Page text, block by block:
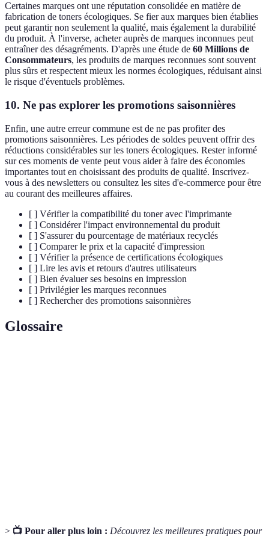
Certaines marques ont une réputation consolidée en matière de
fabrication de toners écologiques. Se fier aux marques bien établies
peut garantir non seulement la qualité, mais également la durabilité
du produit. À l'inverse, acheter auprès de marques inconnues peut
entraîner des désagréments. D'après une étude de 60 Millions de
Consommateurs, les produits de marques reconnues sont souvent
plus sûrs et respectent mieux les normes écologiques, réduisant ainsi
le risque d'éventuels problèmes.
10. Ne pas explorer les promotions saisonnières
Enfin, une autre erreur commune est de ne pas profiter des
promotions saisonnières. Les périodes de soldes peuvent offrir des
réductions considérables sur les toners écologiques. Rester informé
sur ces moments de vente peut vous aider à faire des économies
importantes tout en choisissant des produits de qualité. Inscrivez-
vous à des newsletters ou consultez les sites d'e-commerce pour être
au courant des meilleures affaires.
[ ] Vérifier la compatibilité du toner avec l'imprimante
[ ] Considérer l'impact environnemental du produit
[ ] S'assurer du pourcentage de matériaux recyclés
[ ] Comparer le prix et la capacité d'impression
[ ] Vérifier la présence de certifications écologiques
[ ] Lire les avis et retours d'autres utilisateurs
[ ] Bien évaluer ses besoins en impression
[ ] Privilégier les marques reconnues
[ ] Rechercher des promotions saisonnières
Glossaire
> 📺 Pour aller plus loin : Découvrez les meilleures pratiques pour